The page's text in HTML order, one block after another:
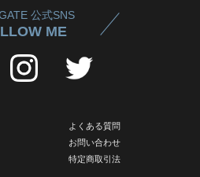
公式SNS
ME
よくある質問
お問い合わせ
特定商取引法